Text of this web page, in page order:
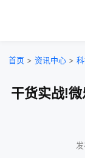
首页 > 资讯中心 >
干货实战!